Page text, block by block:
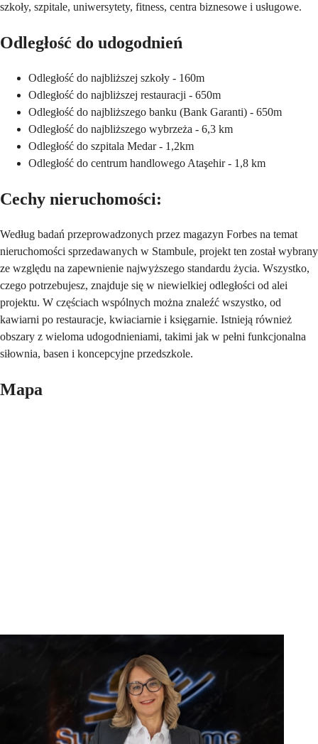
szkoły, szpitale, uniwersytety, fitness, centra biznesowe i usługowe.
Odległość do udogodnień
Odległość do najbliższej szkoły - 160m
Odległość do najbliższej restauracji - 650m
Odległość do najbliższego banku (Bank Garanti) - 650m
Odległość do najbliższego wybrzeża - 6,3 km
Odległość do szpitala Medar - 1,2km
Odległość do centrum handlowego Ataşehir - 1,8 km
Cechy nieruchomości:
Według badań przeprowadzonych przez magazyn Forbes na temat
nieruchomości sprzedawanych w Stambule, projekt ten został wybrany
ze względu na zapewnienie najwyższego standardu życia. Wszystko,
czego potrzebujesz, znajduje się w niewielkiej odległości od alei
projektu. W częściach wspólnych można znaleźć wszystko, od
kawiarni po restauracje, kwiaciarnie i księgarnie. Istnieją również
obszary z wieloma udogodnieniami, takimi jak w pełni funkcjonalna
siłownia, basen i koncepcyjne przedszkole.
Mapa